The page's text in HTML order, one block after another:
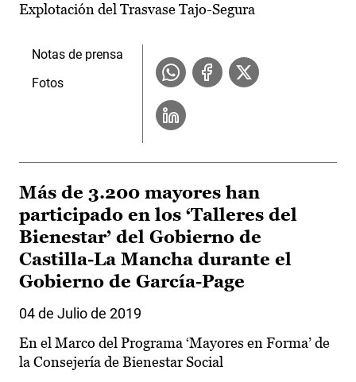
Explotación del Trasvase Tajo-Segura
Notas de prensa
Fotos
Más de 3.200 mayores han
participado en los ‘Talleres del
Bienestar’ del Gobierno de
Castilla-La Mancha durante el
Gobierno de García-Page
04 de Julio de 2019
En el Marco del Programa ‘Mayores en Forma’ de
la Consejería de Bienestar Social